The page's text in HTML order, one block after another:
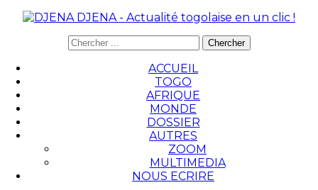
DJENA - Actualité togolaise en un clic !
ACCUEIL
TOGO
AFRIQUE
MONDE
DOSSIER
AUTRES
ZOOM
MULTIMEDIA
NOUS ECRIRE